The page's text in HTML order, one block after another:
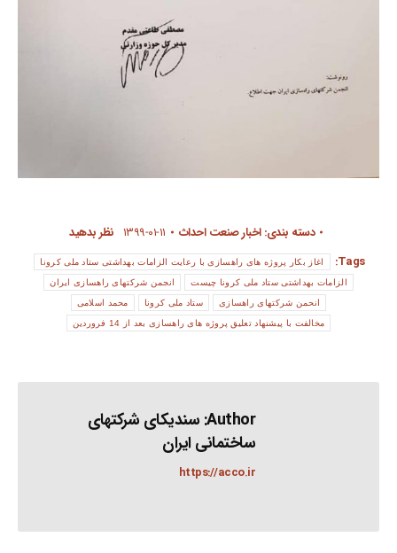
دسته بندی:اخبار صنعت احداث ۱۳۹۹-۰۱-۱۱ نظر بدهید
Tags:
اغاز بکار پروژه های راهسازی با رعایت الزامات بهداشتی ستاد ملی کرونا
الزامات بهداشتی ستاد ملی کرونا چیست انجمن شرکتهای راهسازی ایران
انحمن شرکتهای راهسازی ستاد ملی کرونا محمد اسلامی
مخالفت با پیشنهاد تعلیق پروژه های راهسازی بعد از 14 فروردین
Author: سندیکای شرکتهای
ساختمانی ایران
https://acco.ir